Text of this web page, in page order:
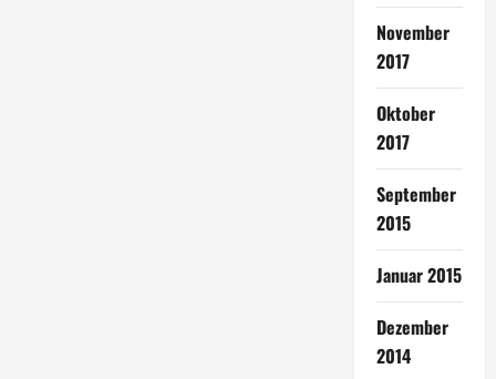
November
2017
Oktober
2017
September
2015
Januar 2015
Dezember
2014